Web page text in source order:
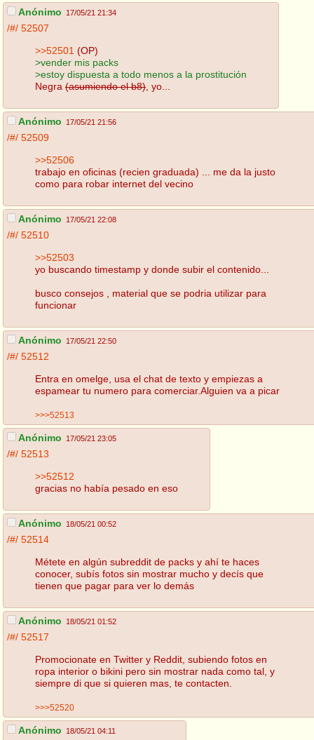
Anónimo 17/05/21 21:34
/#/ 52507
>>52501 (OP)
>vender mis packs
>estoy dispuesta a todo menos a la prostitución
Negra (asumiendo el b8) , yo...
Anónimo 17/05/21 21:56
/#/ 52509
>>52506
trabajo en oficinas (recien graduada) ... me da la justo
como para robar internet del vecino
Anónimo 17/05/21 22:08
/#/ 52510
>>52503
yo buscando timestamp y donde subir el contenido...
busco consejos , material que se podria utilizar para
funcionar
Anónimo 17/05/21 22:50
/#/ 52512
Entra en omelge, usa el chat de texto y empiezas a
espamear tu numero para comerciar.Alguien va a picar
>>>52513
Anónimo 17/05/21 23:05
/#/ 52513
>>52512
gracias no había pesado en eso
Anónimo 18/05/21 00:52
/#/ 52514
Métete en algún subreddit de packs y ahí te haces
conocer, subís fotos sin mostrar mucho y decís que
tienen que pagar para ver lo demás
Anónimo 18/05/21 01:52
/#/ 52517
Promocionate en Twitter y Reddit, subiendo fotos en
ropa interior o bikini pero sin mostrar nada como tal, y
siempre di que si quieren mas, te contacten.
>>>52520
Anónimo 18/05/21 04:11